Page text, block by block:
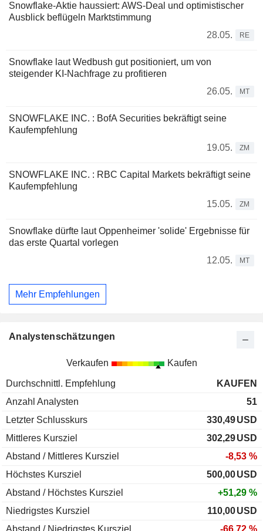
Snowflake-Aktie haussiert: AWS-Deal und optimistischer
Ausblick beflügeln Marktstimmung
28.05.
RE
Snowflake laut Wedbush gut positioniert, um von
steigender KI-Nachfrage zu profitieren
26.05.
MT
SNOWFLAKE INC. : BofA Securities bekräftigt seine
Kaufempfehlung
19.05.
ZM
SNOWFLAKE INC. : RBC Capital Markets bekräftigt seine
Kaufempfehlung
15.05.
ZM
Snowflake dürfte laut Oppenheimer 'solide' Ergebnisse für
das erste Quartal vorlegen
12.05.
MT
Mehr Empfehlungen
Analystenschätzungen
Verkaufen Kaufen
Durchschnittl. Empfehlung
KAUFEN
Anzahl Analysten
51
Letzter Schlusskurs
330,49USD
Mittleres Kursziel
302,29USD
Abstand / Mittleres Kursziel
-8,53 %
Höchstes Kursziel
500,00USD
Abstand / Höchstes Kursziel
+51,29 %
Niedrigstes Kursziel
110,00USD